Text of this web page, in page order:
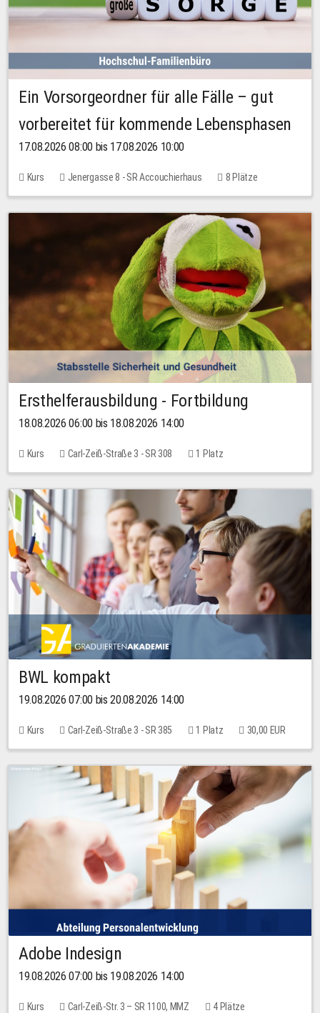
Ein Vorsorgeordner für alle Fälle – gut
vorbereitet für kommende Lebensphasen
17.08.2026 08:00 bis 17.08.2026 10:00
Kurs Jenergasse 8 - SR Accouchierhaus 8 Plätze
Ersthelferausbildung - Fortbildung
18.08.2026 06:00 bis 18.08.2026 14:00
Kurs Carl-Zeiß-Straße 3 - SR 308 1 Platz
BWL kompakt
19.08.2026 07:00 bis 20.08.2026 14:00
Kurs Carl-Zeiß-Straße 3 - SR 385 1 Platz 30,00 EUR
Adobe Indesign
19.08.2026 07:00 bis 19.08.2026 14:00
Kurs Carl-Zeiß-Str. 3 – SR 1100, MMZ 4 Plätze